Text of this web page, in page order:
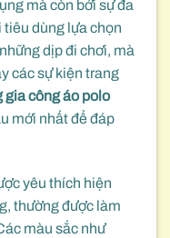
mà còn bởi sự đa
dùng lựa chọn
dịp đi chơi, mà
các sự kiện trang
gia công áo polo
mới nhất để đáp
yêu thích hiện
thường được làm
màu sắc như